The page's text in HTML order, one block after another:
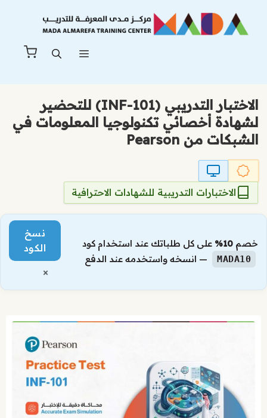
المحتوى
الاختبار التدريبي (INF-101) للتحضير
لشهادة أخصائي تكنولوجيا المعلومات في
الشبكات من Pearson
الاختبارات التدريبية للشهادات الاحترافية
خصم 10% على كل طلباتك عند استخدام كود
MADA10 — انسخه واستخدمه عند الدفع
نسخ
الكود
×